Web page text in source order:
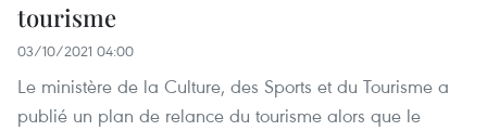
tourisme
03/10/2021 04:00
Le ministère de la Culture, des Sports et du Tourisme a
publié un plan de relance du tourisme alors que le